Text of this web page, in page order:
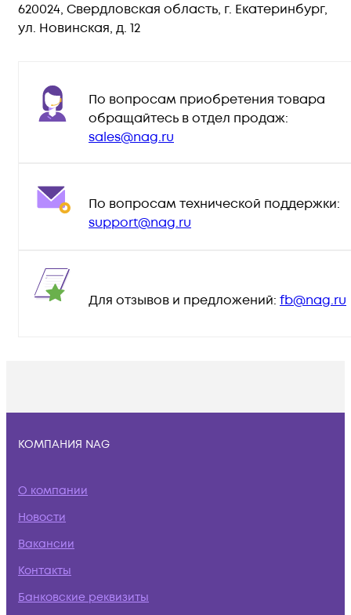
620024, Свердловская область, г. Екатеринбург,
ул. Новинская, д. 12
По вопросам приобретения товара
обращайтесь в отдел продаж:
sales@nag.ru
По вопросам технической поддержки:
support@nag.ru
Для отзывов и предложений: fb@nag.ru
КОМПАНИЯ NAG
О компании
Новости
Вакансии
Контакты
Банковские реквизиты